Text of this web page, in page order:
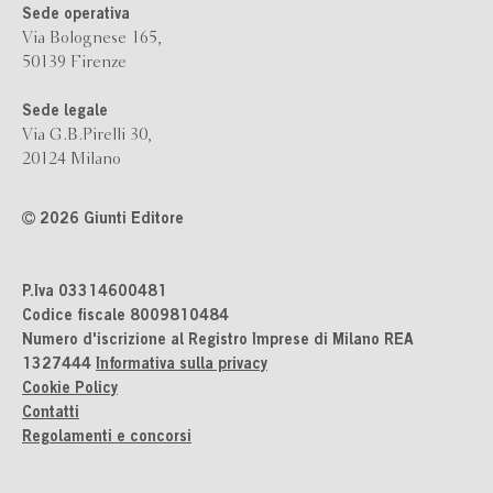
Sede operativa
Via Bolognese 165,
50139 Firenze
Sede legale
Via G.B.Pirelli 30,
20124 Milano
2026 Giunti Editore
P.Iva 03314600481
Codice fiscale 8009810484
Numero d'iscrizione al Registro Imprese di Milano REA
1327444 Informativa sulla privacy
Cookie Policy
Contatti
Regolamenti e concorsi